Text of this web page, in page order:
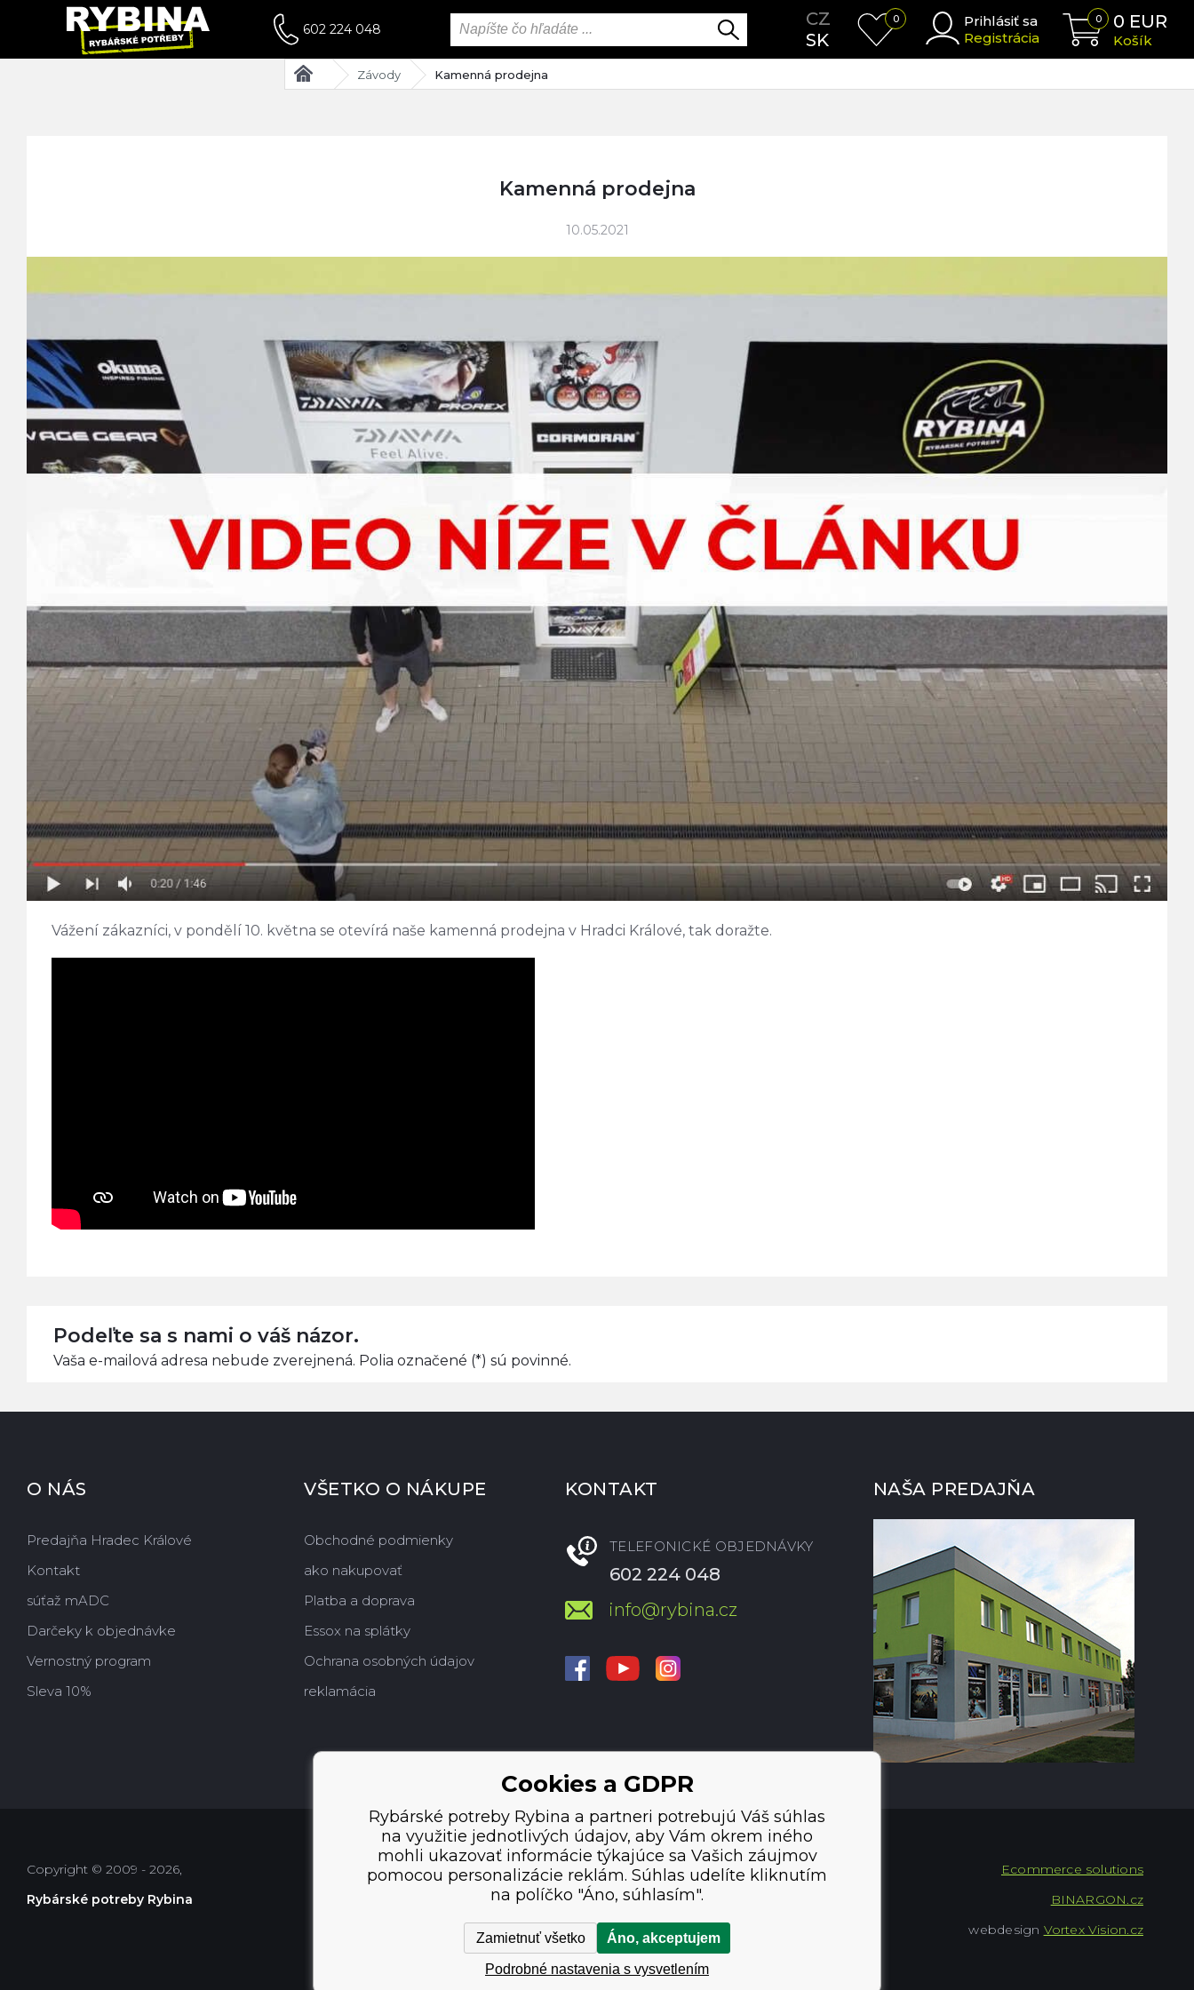
602 224 048
CZ
SK
0
Prihlásiť sa
Registrácia
0 0 EUR
Košík
Závody Kamenná prodejna
Kamenná prodejna
10.05.2021
Vážení zákazníci, v pondělí 10. května se otevírá naše kamenná prodejna v Hradci Králové, tak doražte.
Podeľte sa s nami o váš názor.
Vaša e-mailová adresa nebude zverejnená. Polia označené (*) sú povinné.
O NÁS
Predajňa Hradec Králové
Kontakt
súťaž mADC
Darčeky k objednávke
Vernostný program
Sleva 10%
VŠETKO O NÁKUPE
Obchodné podmienky
ako nakupovať
Platba a doprava
Essox na splátky
Ochrana osobných údajov
reklamácia
KONTAKT
TELEFONICKÉ OBJEDNÁVKY
602 224 048
info@rybina.cz
NAŠA PREDAJŇA
Copyright © 2009 - 2026,
Rybárské potreby Rybina
Ecommerce solutions
BINARGON.cz
webdesign Vortex Vision.cz
Cookies a GDPR
Rybárské potreby Rybina a partneri potrebujú Váš súhlas
na využitie jednotlivých údajov, aby Vám okrem iného
mohli ukazovať informácie týkajúce sa Vašich záujmov
pomocou personalizácie reklám. Súhlas udelíte kliknutím
na políčko "Áno, súhlasím".
Zamietnuť všetko Áno, akceptujem
Podrobné nastavenia s vysvetlením